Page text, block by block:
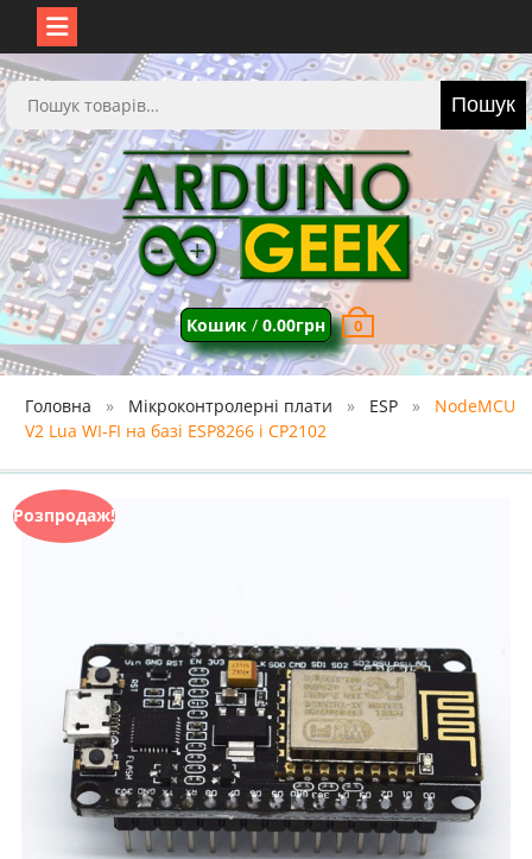
Перейти
до
вмісту
Шукати: Пошук
Кошик/ 0.00грн 0
Головна Мікроконтролерні плати ESP
NodeMCU
V2 Lua WI-FI на базі ESP8266 і CP2102
Розпродаж!